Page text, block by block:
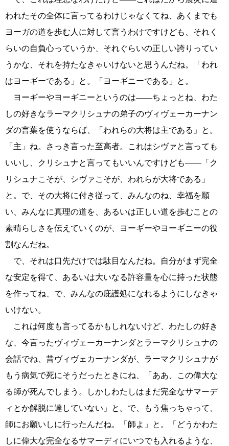
われたその全体に言ってるわけじゃなくてね、あくまでも
ヨーガの道を歩む人に対して言うわけですけども、それく
らいの自負心っていうか、それぐらいの正しい誇りってい
うかな、それを持たなきゃいけないと思うんだね。「われ
はヨーギーである」と。「ヨーギニーである」と。
ヨーギーやヨーギニーというのは――ちょっとね、わた
しの好きなラーマクリシュナの弟子のヴィヴェーカーナン
ダの言葉を使うならば、「われらの大将は主である」と。
「主」ね。さっき言った至高者。これはシヴァと言っても
いいし、クリシュナと言ってもいいんですけども――「ク
リシュナこそが、シヴァこそが、われらが大将である」
と。で、その大将に付き従って、みんなのね、幸福を願
い、みんなに真理の道を、あるいは正しい道を歩むことの
素晴らしさを伝えていくのが、ヨーギーやヨーギニーの役
割なんだね。
で、それは口先だけでは駄目なんだね。自分がまず完全
な安定を得て、あるいは大いなる許容量を心に持った状態
を作ってね、で、みんなの庇護処になれるようにしなきゃ
いけない。
これは何度も言ってるかもしれないけど、わたしの好き
な、今言ったヴィヴェーカーナンダとラーマクリシュナの
会話でね、昔ヴィヴェカーナンダが、ラーマクリシュナが
もう病気で死にそうだったときにね、「ああ、この偉大な
る師が死んでしまう。しかしわたしはまだ完全なサマーデ
ィとか解脱に達していない」と。で、もう焦っちゃって、
師にお願いしに行ったんだね。「師よ」と。「どうかわた
しに偉大な完全なるサマーディにいつでも入れるような、